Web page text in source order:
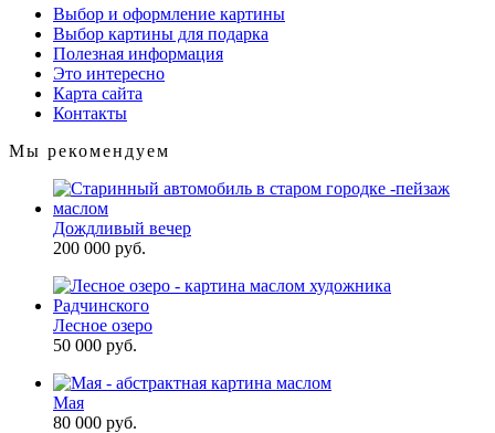
Выбор и оформление картины
Выбор картины для подарка
Полезная информация
Это интересно
Карта сайта
Контакты
Мы рекомендуем
Дождливый вечер
200 000 руб.
Лесное озеро
50 000 руб.
Мая
80 000 руб.